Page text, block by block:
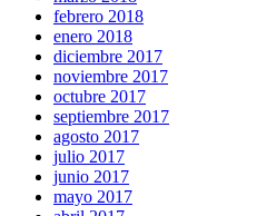
febrero 2018
enero 2018
diciembre 2017
noviembre 2017
octubre 2017
septiembre 2017
agosto 2017
julio 2017
junio 2017
mayo 2017